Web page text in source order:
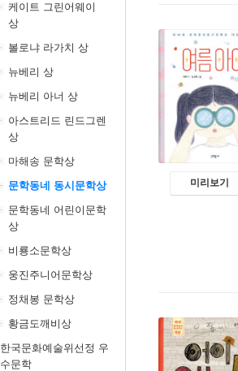
케이트 그린어웨이
상
볼로냐 라가치 상
뉴베리 상
뉴베리 아너 상
아스트리드 린드그렌
상
마해송 문학상
문학동네 동시문학상
문학동네 어린이문학
상
비룡소문학상
웅진주니어문학상
정채봉 문학상
황금도깨비상
한국문화예술위선정 우
수문학
미리보기